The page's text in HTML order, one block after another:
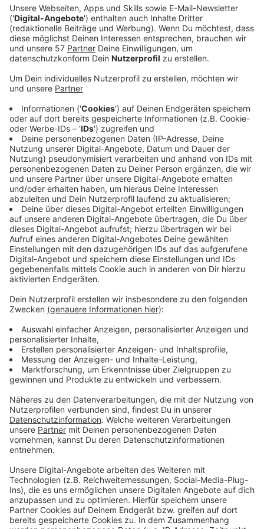
Anzeige
Mit ihrer neuen Single "Head Held High" veröffentlicht
niederländische Sängerin über Menschen, die hinter
Ende, wie stark und mutig sie doch ist. Mit intensiven
Beats und dem Abriss eines ganzen Schrottplatzes im
Musikvideo unterstreicht SERA ihre Empowerment-
Botschaft. Nachdem die Niederländerin 2019 einen
Song mit Justin Bieber live auf TikTok performte,
nahm ihre Gesangskarriere schnell Fahrt auf. Nach
etlichen Coversongs ist "Head Held High" nun ihre
vierte Single.
Anzeige
Wir benötigen Ihre
Zustimmung, um den YouTube
Video-Service zu laden!
Wir verwenden einen Service eines
Drittanbieters, um Videoinhalte
einzubetten. Dieser Service kann
Daten zu Ihren Aktivitäten
sammeln. Bitte lesen Sie die
Details durch und stimmen Sie der
Nutzung des Service zu, um dieses
Video anzusehen.
Mehr Informationen
Akzeptieren
powered byUsercentrics Consent
Die vierte Single von TikTok-Star SERA - "Head Held
High" - bei uns im besten Mix.
Anzeige